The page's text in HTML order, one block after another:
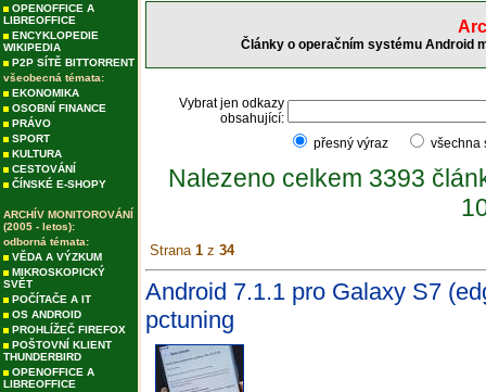
OPENOFFICE A
LIBREOFFICE
ENCYKLOPEDIE
WIKIPEDIA
P2P SÍTĚ BITTORRENT
všeobecná témata:
EKONOMIKA
OSOBNÍ FINANCE
PRÁVO
SPORT
KULTURA
CESTOVÁNÍ
ČÍNSKÉ E-SHOPY
ARCHÍV MONITOROVÁNÍ
(2005 - letos):
odborná témata:
VĚDA A VÝZKUM
MIKROSKOPICKÝ
SVĚT
POČÍTAČE A IT
OS ANDROID
PROHLÍŽEČ FIREFOX
POŠTOVNÍ KLIENT
THUNDERBIRD
OPENOFFICE A
LIBREOFFICE
Články o operačním systému Android
Vybrat jen odkazy
obsahující:
přesný výraz
Nalezeno celkem 3393
Strana 1 z 34
Android 7.1.1 pro Galaxy S7
pctuning